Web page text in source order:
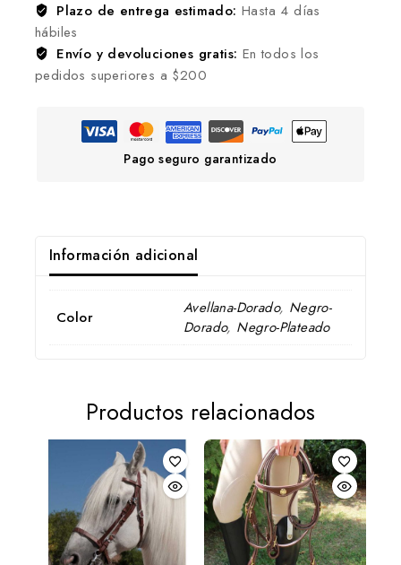
Plazo de entrega estimado: Hasta 4 días
hábiles
Envío y devoluciones gratis: En todos los
pedidos superiores a $200
Pago seguro garantizado
Información adicional
Color Avellana-Dorado, Negro-
Dorado, Negro-Plateado
Productos relacionados